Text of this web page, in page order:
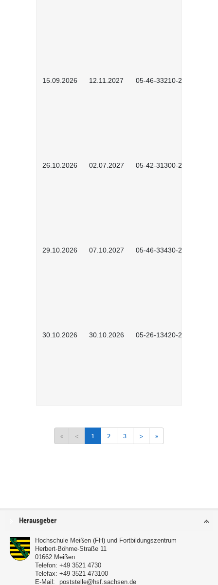
15.09.2026 12.11.2027 05-46-33210-2601
26.10.2026 02.07.2027 05-42-31300-2601
29.10.2026 07.10.2027 05-46-33430-2601
30.10.2026 30.10.2026 05-26-13420-2601
« < 1 2 3 > »
Service
Herausgeber
Hochschule Meißen (FH) und Fortbildungszentrum
Herbert-Böhme-Straße 11
01662 Meißen
Telefon: +49 3521 4730
Telefax: +49 3521 473100
E-Mail:
poststelle@hsf.sachsen.de